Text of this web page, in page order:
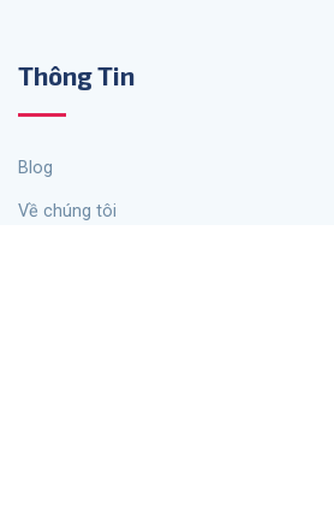
Thông Tin
Blog
Về chúng tôi